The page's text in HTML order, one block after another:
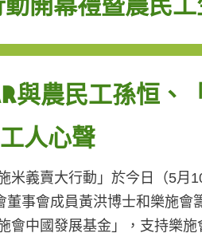
開幕禮暨農民
農民工孫恒、
人心聲
米義賣大行動」於今日（5月
董事會成員黃洪博士和樂施
會中國發展基金」，支持樂